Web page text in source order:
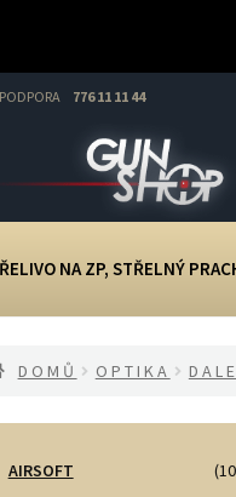
PODPORA 776 11 11 44
NA ZP, STŘELNÝ
DOMŮ OPTIKA
AIRSOFT